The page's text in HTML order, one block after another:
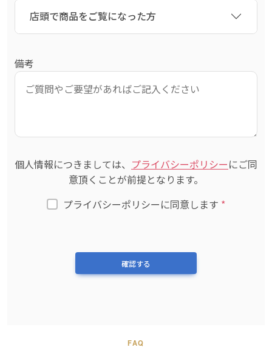
店頭で商品をご覧になった方
備考
個人情報につきましては、 プライバシーポリシーにご同
意頂くことが前提となります。
プライバシーポリシーに同意します *
確認する
FAQ